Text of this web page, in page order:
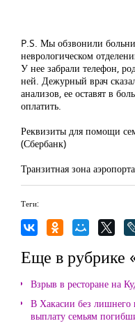
P.S. Мы обзвонили
неврологическом
У нее забрали телефон,
ней. Дежурный врач
анализов, ее оставят в
оплатить.
Реквизиты для помощи
(Сбербанк)
Транзитная зона
Теги:
Еще в рубрике
Взрыв в ресторане на
В Хакасии без
выплату семьям